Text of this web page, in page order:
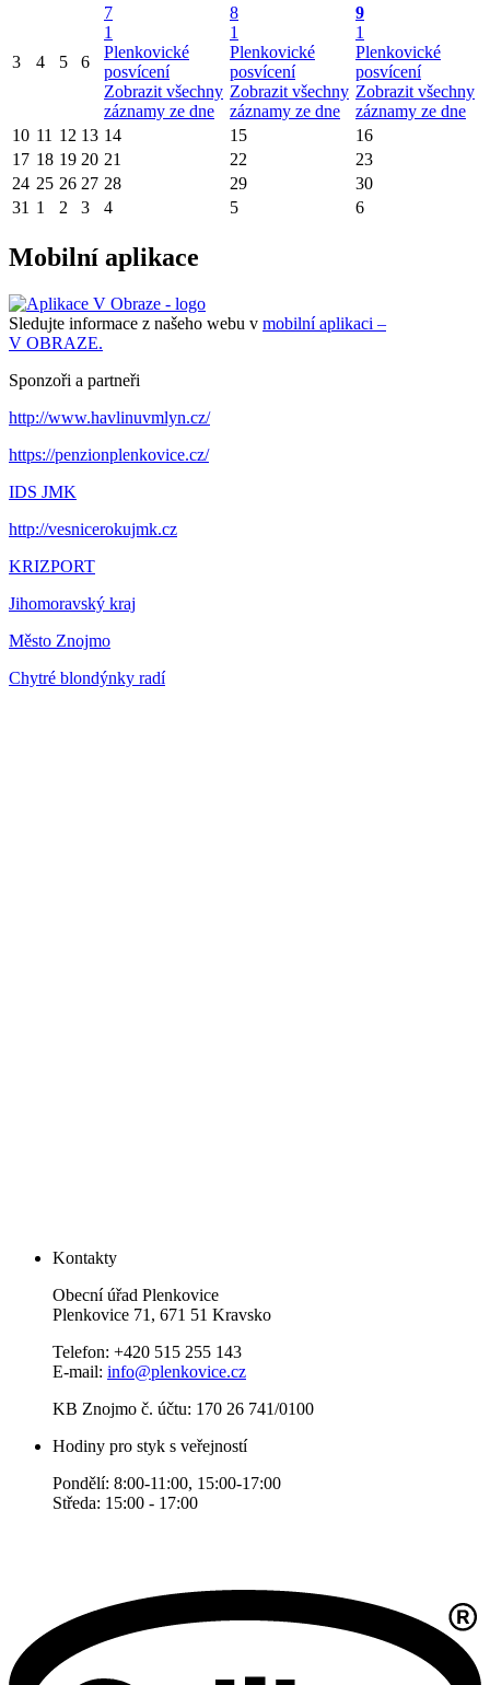
3 4 5 6
7
1
Plenkovické
posvícení
Zobrazit všechny
záznamy ze dne
8
1
Plenkovické
posvícení
Zobrazit všechny
záznamy ze dne
9
1
Plenkovické
posvícení
Zobrazit všechny
záznamy ze dne
10 11 12 13 14 15
16
17 18 19 20 21 22
23
24 25 26 27 28 29
30
31 1 2 3 4 5 6
Mobilní aplikace
Sledujte informace z našeho webu v mobilní aplikaci –
V OBRAZE.
Sponzoři a partneři
http://www.havlinuvmlyn.cz/
https://penzionplenkovice.cz/
IDS JMK
http://vesnicerokujmk.cz
KRIZPORT
Jihomoravský kraj
Město Znojmo
Chytré blondýnky radí
Kontakty
Obecní úřad Plenkovice
Plenkovice 71, 671 51 Kravsko
Telefon: +420 515 255 143
E-mail: info@plenkovice.cz
KB Znojmo č. účtu: 170 26 741/0100
Hodiny pro styk s veřejností
Pondělí: 8:00-11:00, 15:00-17:00
Středa: 15:00 - 17:00